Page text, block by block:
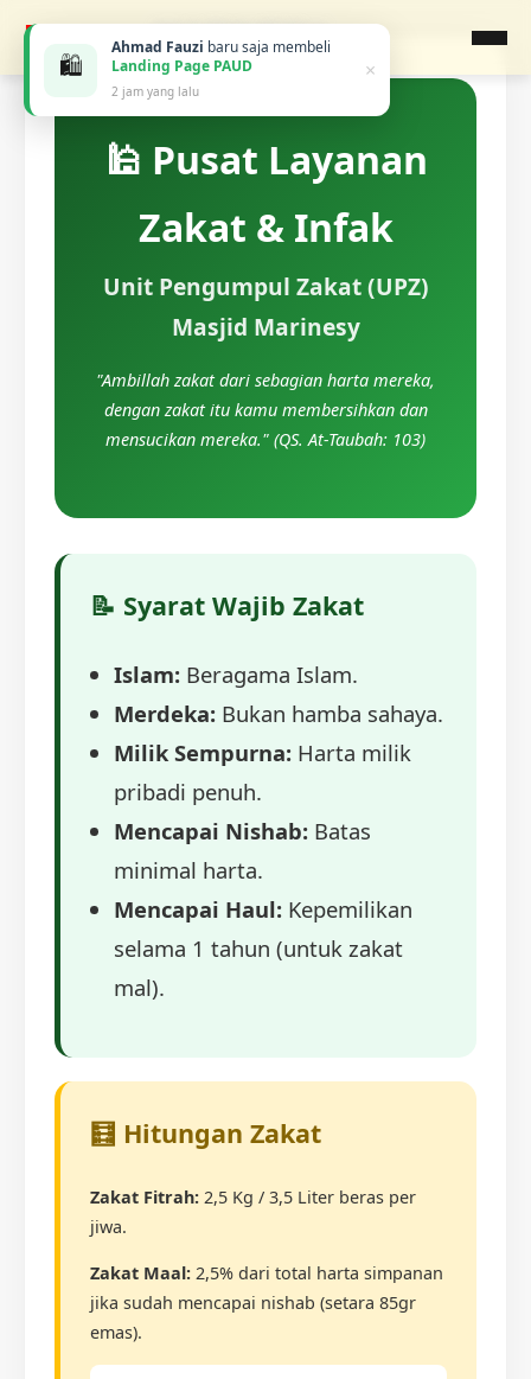
MASJID MARINESY
🕌 Pusat Layanan
Zakat & Infak
Unit Pengumpul Zakat (UPZ)
Masjid Marinesy
"Ambillah zakat dari sebagian harta mereka,
dengan zakat itu kamu membersihkan dan
mensucikan mereka." (QS. At-Taubah: 103)
📝 Syarat Wajib Zakat
Islam: Beragama Islam.
Merdeka: Bukan hamba sahaya.
Milik Sempurna: Harta milik
pribadi penuh.
Mencapai Nishab: Batas
minimal harta.
Mencapai Haul: Kepemilikan
selama 1 tahun (untuk zakat
mal).
🧮 Hitungan Zakat
Zakat Fitrah: 2,5 Kg / 3,5 Liter beras per
jiwa.
Zakat Maal: 2,5% dari total harta simpanan
jika sudah mencapai nishab (setara 85gr
emas).
🛍️
Ahmad Fauzi baru saja membeli
Landing Page PAUD
2 jam yang lalu
×